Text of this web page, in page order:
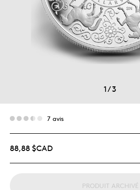
1/3
7 avis
88,88 $CAD
PRODUIT ARCHIVÉ